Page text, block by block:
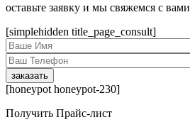
оcтавьте заявку и мы свяжемся с вами
[simplehidden title_page_consult]
[honeypot honeypot-230]
Получить Прайс-лист